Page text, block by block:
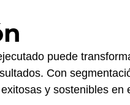
puede
Con
y sostenibles en